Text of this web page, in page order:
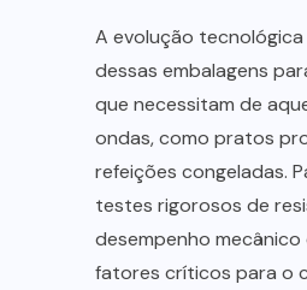
A evolução
dessas embalagens
que necessitam de
ondas, como pratos
refeições congeladas.
testes rigorosos de
desempenho
fatores críticos para o